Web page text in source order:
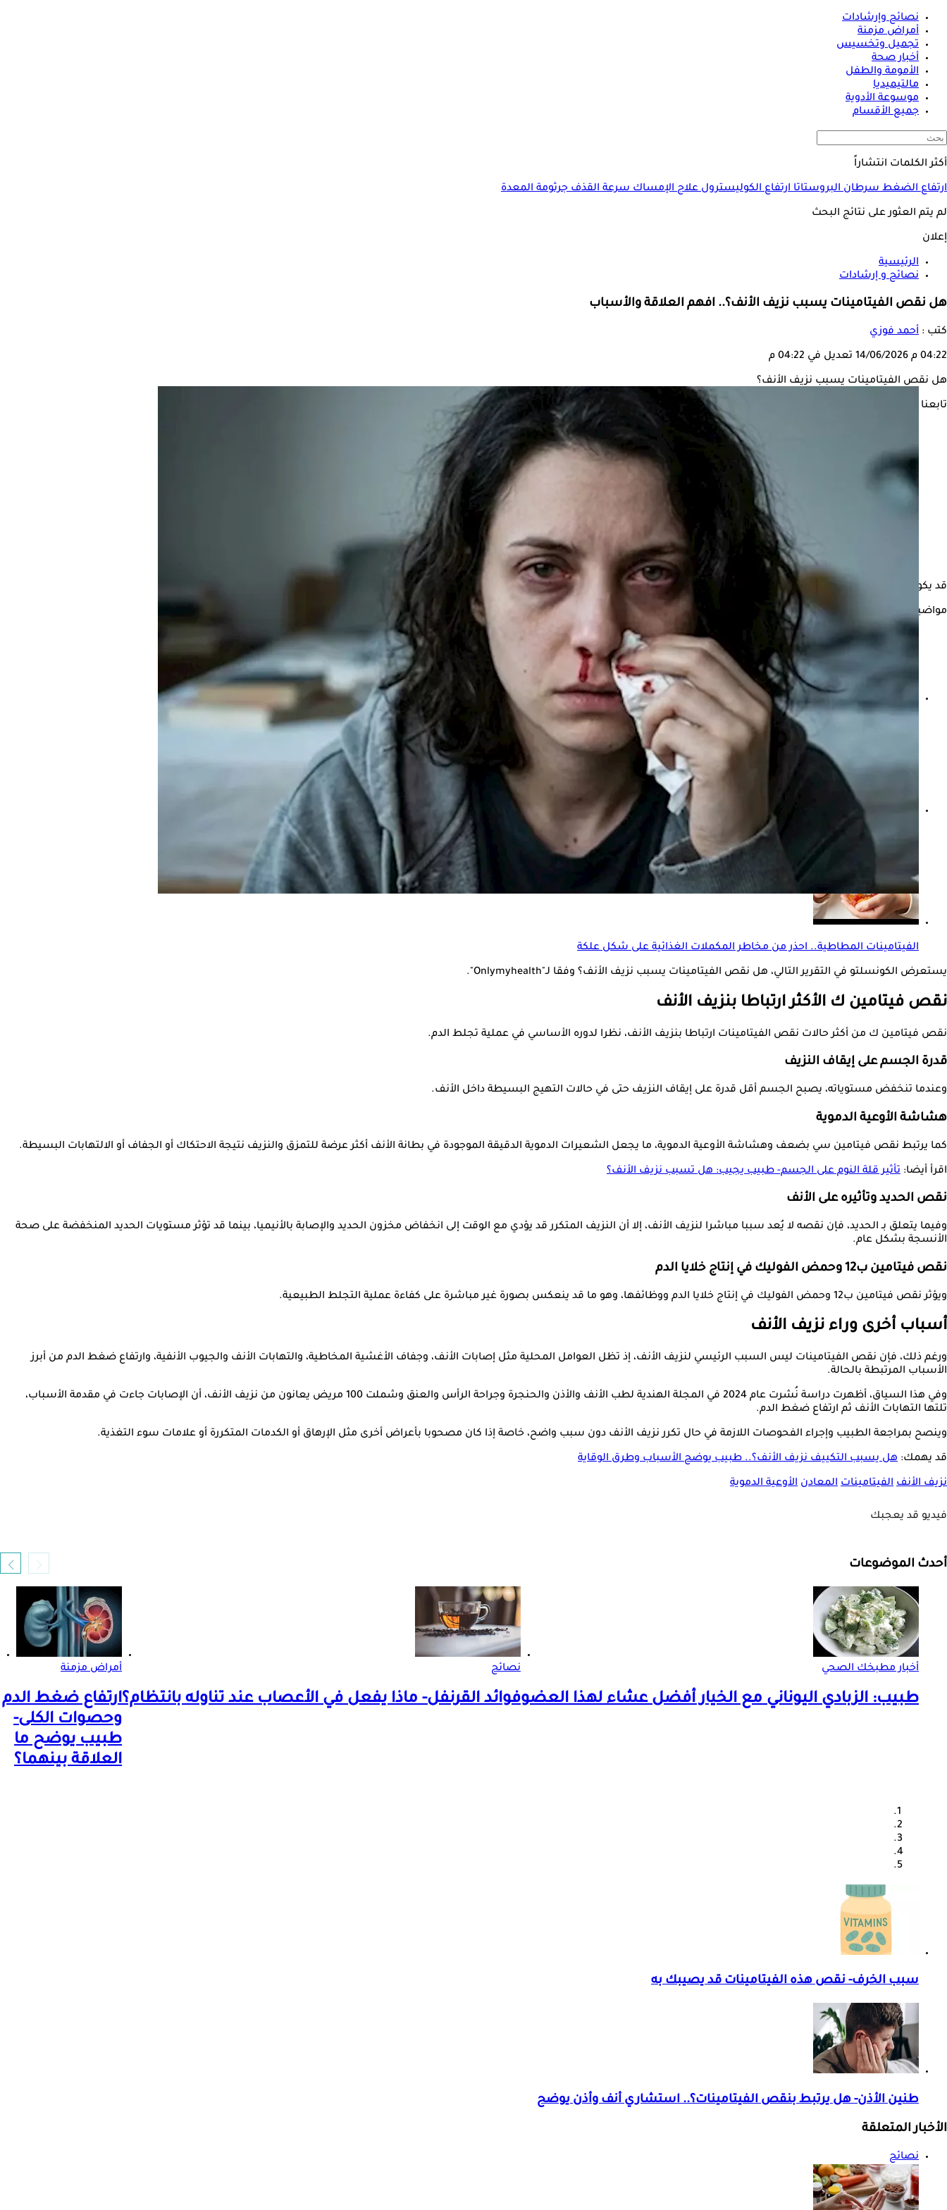
نصائح وإرشادات
أمراض مزمنة
تجميل وتخسيس
أخبار صحة
الأمومة والطفل
مالتيميديا
موسوعة الأدوية
جميع الأقسام
أكثر الكلمات انتشاراً
ارتفاع الضغطسرطان البروستاتاارتفاع الكوليسترولعلاج الإمساكسرعة القذفجرثومة المعدة
لم يتم العثور على نتائج البحث
إعلان
الرئيسية
نصائح و إرشادات
هل نقص الفيتامينات يسبب نزيف الأنف؟.. افهم العلاقة والأسباب
كتب : أحمد فوزي
04:22 م 14/06/2026 تعديل في 04:22 م
هل نقص الفيتامينات يسبب نزيف الأنف؟
تابعنا على
قد يكون المتكرر أكثر من مجرد مشكلة عابرة، إذ يشير أحيانا إلى نقص بعضالفيتامينات الضرورية لصحة
مواضيع ذات صلة
ماذا يحدث لجسمك عند تناول جرعة زائدة من الفيتامينات؟
فيتامينات لعلاج الصداع النصفي- إليك أفضل الأصناف
الفيتامينات المطاطية.. احذر من مخاطر المكملات الغذائية على شكل علكة
يستعرض الكونسلتو في التقرير التالي، هل نقص الفيتامينات يسبب نزيف الأنف؟ وفقا لـ"Onlymyhealth".
نقص فيتامين ك الأكثر ارتباطا بنزيف الأنف
نقص فيتامين ك من أكثر حالات نقص الفيتامينات ارتباطا بنزيف الأنف، نظرا لدوره الأساسي في عملية تجلط الدم.
قدرة الجسم على إيقاف النزيف
وعندما تنخفض مستوياته، يصبح الجسم أقل قدرة على إيقاف النزيف حتى في حالات التهيج البسيطة داخل الأنف.
هشاشة الأوعية الدموية
كما يرتبط نقص فيتامين سي بضعف وهشاشة الأوعية الدموية، ما يجعل الشعيرات الدموية الدقيقة الموجودة في بطانة الأنف أكثر عرضة للتمزق والنزيف نتيجة الاحتكاك أو الجفاف أو الالتهابات البسيطة.
اقرأ أيضا: تأثير قلة النوم على الجسم- طبيب يجيب: هل تسبب نزيف الأنف؟
نقص الحديد وتأثيره على الأنف
وفيما يتعلق بـ الحديد، فإن نقصه لا يُعد سببا مباشرا لنزيف الأنف، إلا أن النزيف المتكرر قد يؤدي مع الوقت إلى انخفاض مخزون الحديد والإصابة بالأنيميا، بينما قد تؤثر مستويات الحديد المنخفضة على صحة
الأنسجة بشكل عام.
نقص فيتامين ب12 وحمض الفوليك في إنتاج خلايا الدم
ويؤثر نقص فيتامين ب12 وحمض الفوليك في إنتاج خلايا الدم ووظائفها، وهو ما قد ينعكس بصورة غير مباشرة على كفاءة عملية التجلط الطبيعية.
أسباب أخرى وراء نزيف الأنف
ورغم ذلك، فإن نقص الفيتامينات ليس السبب الرئيسي لنزيف الأنف، إذ تظل العوامل المحلية مثل إصابات الأنف، وجفاف الأغشية المخاطية، والتهابات الأنف والجيوب الأنفية، وارتفاع ضغط الدم من أبرز
الأسباب المرتبطة بالحالة.
وفي هذا السياق، أظهرت دراسة نُشرت عام 2024 في المجلة الهندية لطب الأنف والأذن والحنجرة وجراحة الرأس والعنق وشملت 100 مريض يعانون من نزيف الأنف، أن الإصابات جاءت في مقدمة الأسباب،
تلتها التهابات الأنف ثم ارتفاع ضغط الدم.
وينصح بمراجعة الطبيب وإجراء الفحوصات اللازمة في حال تكرر نزيف الأنف دون سبب واضح، خاصة إذا كان مصحوبا بأعراض أخرى مثل الإرهاق أو الكدمات المتكررة أو علامات سوء التغذية.
قد يهمك: هل يسبب التكييف نزيف الأنف؟.. طبيب يوضح الأسباب وطرق الوقاية
نزيف الأنف الفيتامينات المعادن الأوعية الدموية
فيديو قد يعجبك
أحدث الموضوعات
أخبار مطبخك الصحي
طبيب: الزبادي اليوناني مع الخيار أفضل عشاء لهذا العضو
نصائح
فوائد القرنفل- ماذا يفعل في الأعصاب عند تناوله بانتظام؟
أمراض مزمنة
ارتفاع ضغط الدم
وحصوات الكلى-
طبيب يوضح ما
العلاقة بينهما؟
سبب الخرف- نقص هذه الفيتامينات قد يصيبك به
طنين الأذن- هل يرتبط بنقص الفيتامينات؟.. استشاري أنف وأذن يوضح
الأخبار المتعلقة
نصائح